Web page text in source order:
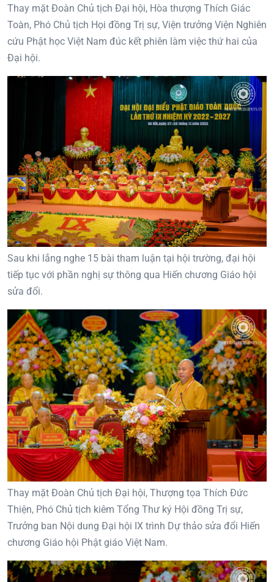
Thay mặt Đoàn Chủ tịch Đại hội, Hòa thượng Thích Giác
Toàn, Phó Chủ tịch Họi đồng Trị sự, Viện trưởng Viện Nghiên
cứu Phật học Việt Nam đúc kết phiên làm việc thứ hai của
Đại hội.
Sau khi lắng nghe 15 bài tham luận tại hội trường, đại hội
tiếp tục với phần nghị sự thông qua Hiến chương Giáo hội
sửa đổi.
Thay mặt Đoàn Chủ tịch Đại hội, Thượng tọa Thích Đức
Thiện, Phó Chủ tịch kiêm Tổng Thư ký Hội đồng Trị sự,
Trưởng ban Nội dung Đại hội IX trình Dự thảo sửa đổi Hiến
chương Giáo hội Phật giáo Việt Nam.